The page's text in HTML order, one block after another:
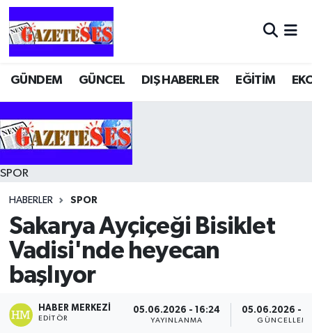
GÜNDEM GÜNCEL DIŞ HABERLER EĞİTİM
SPOR
HABERLER SPOR
Sakarya Ayçiçeği Bisiklet
Vadisi'nde heyecan
başlıyor
HABER MERKEZI
EDITÖR
05.06.2026 - 16:24
YAYINLANMA
05.06.2026 -